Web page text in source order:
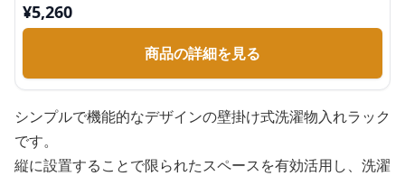
¥5,260
商品の詳細を見る
シンプルで機能的なデザインの壁掛け式洗濯物入れラック
です。
縦に設置することで限られたスペースを有効活用し、洗濯